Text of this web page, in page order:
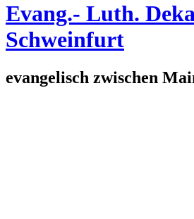
Evang.- Luth.
Schweinfurt
evangelisch zwischen